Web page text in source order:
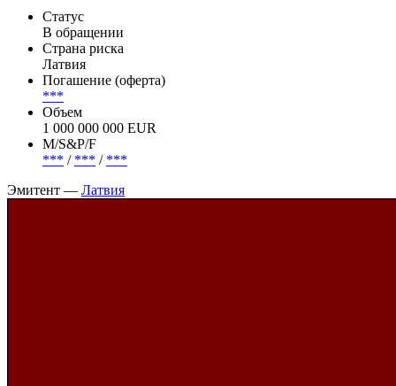
Статус
В обращении
Страна риска
Латвия
Погашение (оферта)
***
Объем
1 000 000 000 EUR
М/S&P/F
*** / *** / ***
Эмитент — Латвия